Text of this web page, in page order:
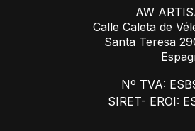
AW
Calle Caleta de
Santa Teresa
Nº TVA:
SIRET- EROI: